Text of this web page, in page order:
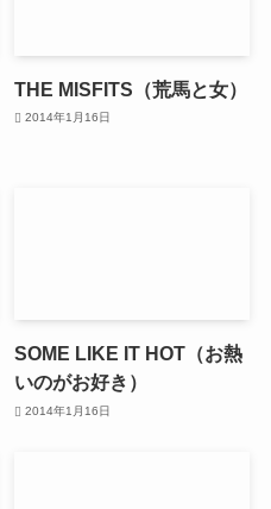
THE MISFITS（荒馬と女）
2014年1月16日
SOME LIKE IT HOT（お熱
いのがお好き）
2014年1月16日